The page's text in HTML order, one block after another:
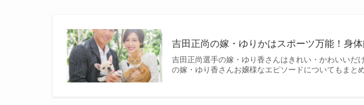
吉田正尚の嫁・ゆりかはスポーツ万能！身
吉田正尚選手の嫁・ゆり香さんはきれい・かわいいだ
の嫁・ゆり香さんお嬢様なエピソードについてもまと